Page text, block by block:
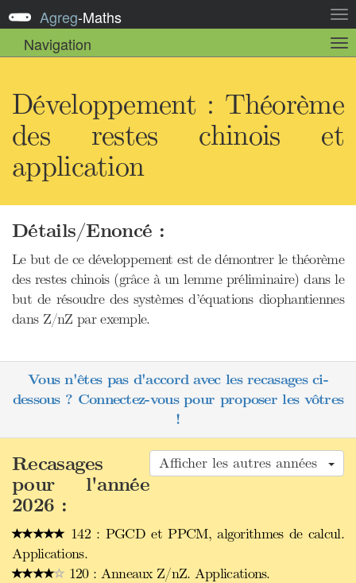
la
Agreg-Maths
Navigation
la
Développement : Théorème
des restes chinois et
application
Détails/Enoncé :
Le but de ce développement est de démontrer le théorème
des restes chinois (grâce à un lemme préliminaire) dans le
but de résoudre des systèmes d’équations diophantiennes
dans Z/nZ par exemple.
Vous n'êtes pas d'accord avec les recasages ci-
dessous ? Connectez-vous pour proposer les vôtres
!
Afficher les autres années
Recasages
pour l'année
2026 :
142 : PGCD et PPCM, algorithmes de calcul.
Applications.
120 : Anneaux Z/nZ. Applications.